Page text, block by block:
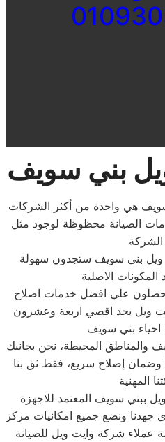
بني سويف
هي واحدة من أكثر الشركات
الصيانة محظوظة لوجود مثل
ويل بني سويف ستجدون سهولة
علي افضل خدمات اصلاح
وايت ويل بحد اقصي اربعة وعشرون
والمناطق المحيطة، نحن بجانبك
وضمان إصلاح سريع، فقط ثق بنا
ببني سويف المعتمد للاجهزة
جهدنا ونضع جميع امكانيات مركز
عملاء شركة وايت ويل للصيانة